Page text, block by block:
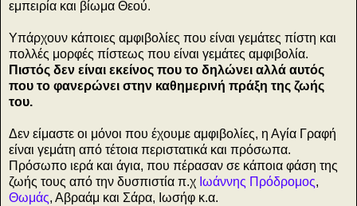
εμπειρία και βίωμα Θεού.
Υπάρχουν κάποιες αμφιβολίες που είναι γεμάτες πίστη και
πολλές μορφές πίστεως που είναι γεμάτες αμφιβολία.
Πιστός δεν είναι εκείνος που το δηλώνει αλλά αυτός
που το φανερώνει στην καθημερινή πράξη της ζωής
του.
Δεν είμαστε οι μόνοι που έχουμε αμφιβολίες, η Αγία Γραφή
είναι γεμάτη από τέτοια περιστατικά και πρόσωπα.
Πρόσωπο ιερά και άγια, που πέρασαν σε κάποια φάση της
ζωής τους από την δυσπιστία π.χ Ιωάννης Πρόδρομος,
Θωμάς, Αβραάμ και Σάρα, Ιωσήφ κ.α.